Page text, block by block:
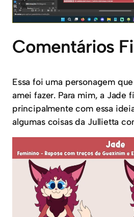
Comentários
Essa foi uma personagem
amei fazer. Para mim, a Jade
principalmente com essa
algumas coisas da Jullietta